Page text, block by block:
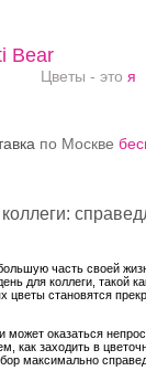
Bear
Цветы - это я
по Москве
часть своей
для коллеги,
цветы становятся
оказаться
как заходить в
максимально